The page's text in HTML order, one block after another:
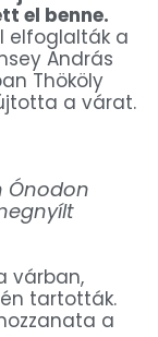
el benne.
elfoglalták a
András
Thököly
a várat.
Ónodon
várban,
tartották.
a